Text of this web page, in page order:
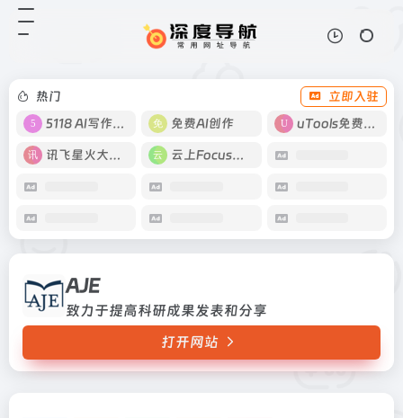
热门
立即入驻
5118 AI写作工具
免费AI创作 uTools免费工具箱
讯飞星火大模型 云上Focus接码
AJE
致力于提高科研成果发表和分享
打开网站